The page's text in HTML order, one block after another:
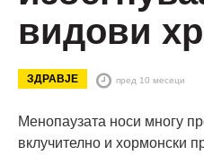
видови
ЗДРАВЈЕ пред 10 месеци
Менопаузата носи многу
вклучително и хормонски